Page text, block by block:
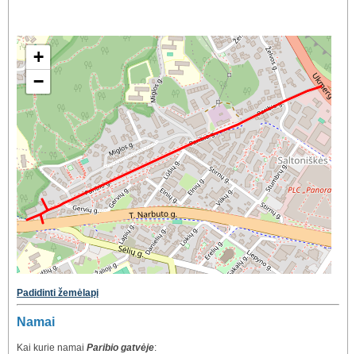
+
−
Padidinti žemėlapį
Namai
Kai kurie namai Paribio gatvėje: